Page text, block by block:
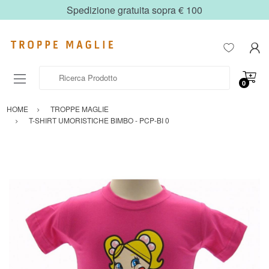
Spedizione gratuita sopra € 100
0
HOME
TROPPE MAGLIE
T-SHIRT UMORISTICHE BIMBO - PCP-BI 0